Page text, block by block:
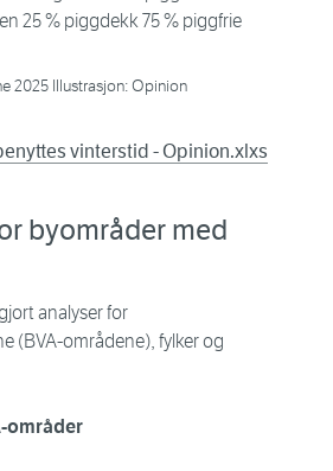
2025 Illustrasjon: Opinion
vinterstid - Opinion.xlxs
byområder med
analyser for
(BVA-områdene), fylker og
områder